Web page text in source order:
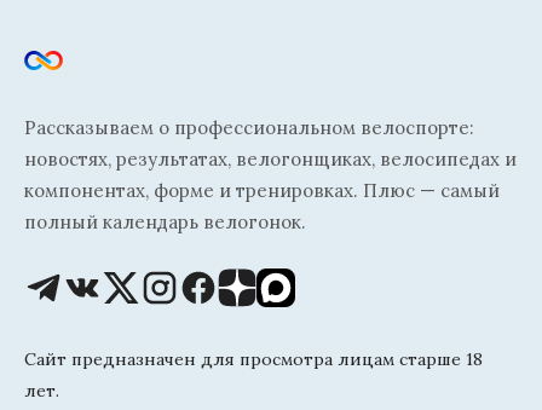
Рассказываем о профессиональном велоспорте:
новостях, результатах, велогонщиках, велосипедах и
компонентах, форме и тренировках. Плюс — самый
полный календарь велогонок.
Сайт предназначен для просмотра лицам старше 18
лет.